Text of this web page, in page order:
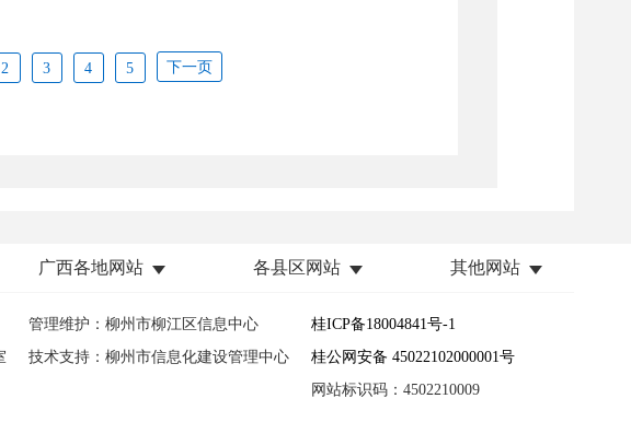
广西各地网站 各县区网站 其他网站
管理维护：柳州市柳江区信息中心
技术支持：柳州市信息化建设管理中心
桂ICP备18004841号-1
桂公网安备 45022102000001号
网站标识码：4502210009